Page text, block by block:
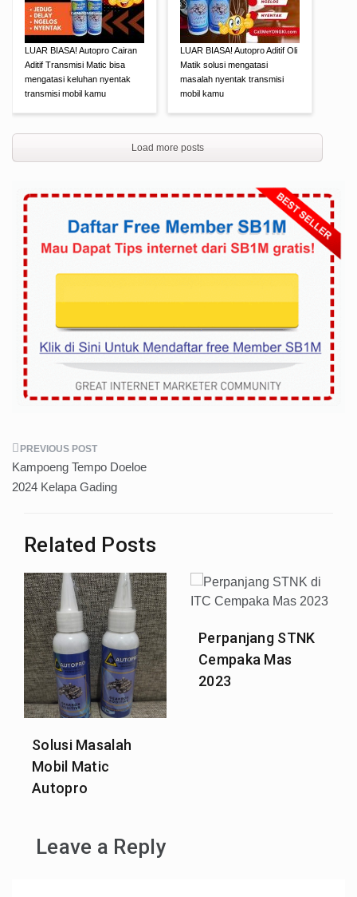
LUAR BIASA! Autopro Cairan
Aditif Transmisi Matic bisa
mengatasi keluhan nyentak
transmisi mobil kamu
LUAR BIASA! Autopro Aditif Oli
Matik solusi mengatasi
masalah nyentak transmisi
mobil kamu
Load more posts
Post
navigation
Kampoeng Tempo Doeloe
2024 Kelapa Gading
Related Posts
Solusi Masalah
Mobil Matic
Autopro
Perpanjang STNK
Cempaka Mas
2023
Leave a Reply